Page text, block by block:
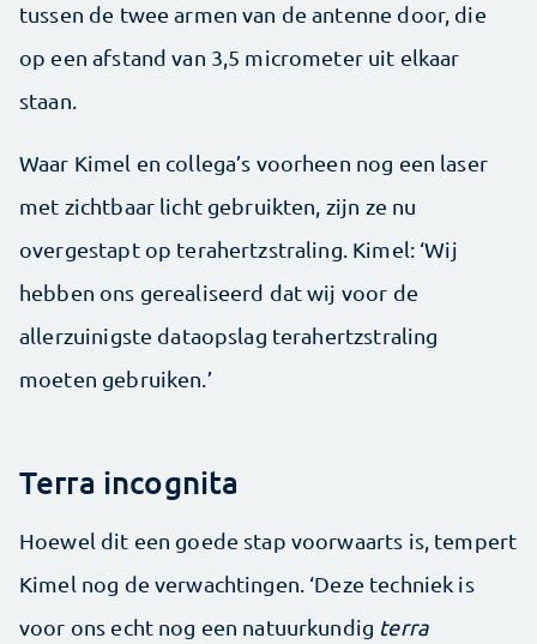
tussen de twee armen van de antenne door, die
op een afstand van 3,5 micrometer uit elkaar
staan.
Waar Kimel en collega’s voorheen nog een laser
met zichtbaar licht gebruikten, zijn ze nu
overgestapt op terahertzstraling. Kimel: ‘Wij
hebben ons gerealiseerd dat wij voor de
allerzuinigste dataopslag terahertzstraling
moeten gebruiken.’
Terra incognita
Hoewel dit een goede stap voorwaarts is, tempert
Kimel nog de verwachtingen. ‘Deze techniek is
voor ons echt nog een natuurkundig terra